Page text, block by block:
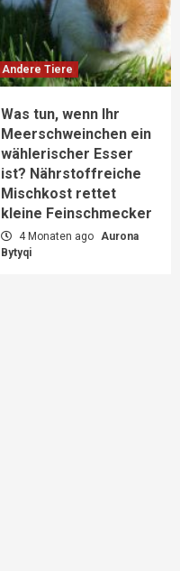
Andere Tiere
Was tun, wenn Ihr
Meerschweinchen ein
wählerischer Esser
ist? Nährstoffreiche
Mischkost rettet
kleine Feinschmecker
4 Monaten ago Aurona
Bytyqi